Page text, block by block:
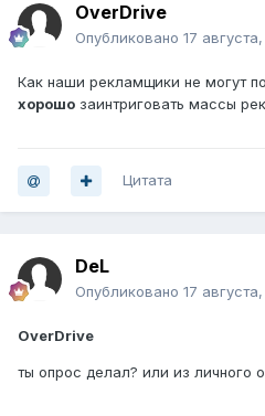
OverDrive
Опубликовано 17 августа,
Как наши рекламщики не могут
хорошо заинтриговать массы
Цитата
DeL
Опубликовано 17 августа,
OverDrive
ты опрос делал? или из личного